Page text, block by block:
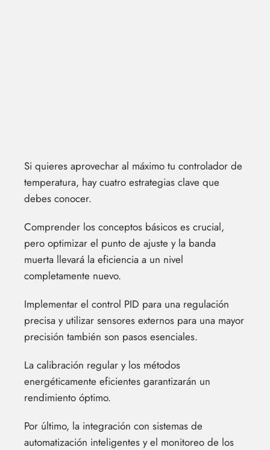
Si quieres aprovechar al máximo tu controlador de
temperatura, hay cuatro estrategias clave que
debes conocer.
Comprender los conceptos básicos es crucial,
pero optimizar el punto de ajuste y la banda
muerta llevará la eficiencia a un nivel
completamente nuevo.
Implementar el control PID para una regulación
precisa y utilizar sensores externos para una mayor
precisión también son pasos esenciales.
La calibración regular y los métodos
energéticamente eficientes garantizarán un
rendimiento óptimo.
Por último, la integración con sistemas de
automatización inteligentes y el monitoreo de los